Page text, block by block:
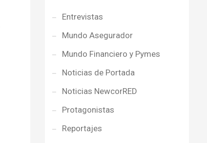
Entrevistas
Mundo Asegurador
Mundo Financiero y Pymes
Noticias de Portada
Noticias NewcorRED
Protagonistas
Reportajes